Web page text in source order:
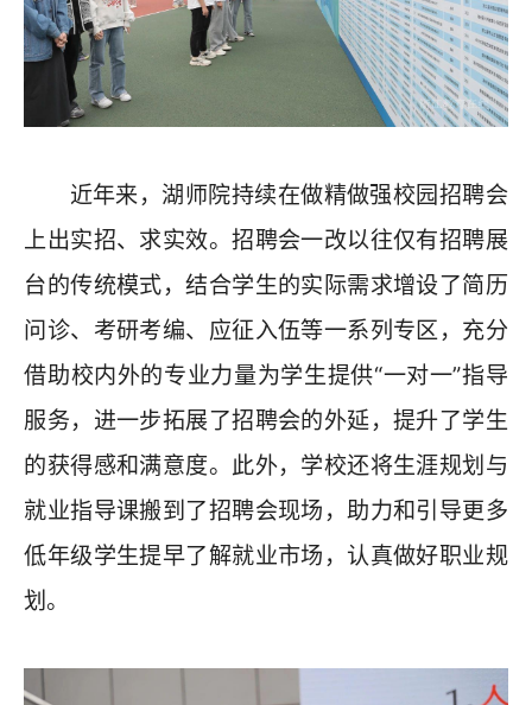
近年来，湖师院持续在做精做强校园招聘会
上出实招、求实效。招聘会一改以往仅有招聘展
台的传统模式，结合学生的实际需求增设了简历
问诊、考研考编、应征入伍等一系列专区，充分
借助校内外的专业力量为学生提供“一对一”指导
服务，进一步拓展了招聘会的外延，提升了学生
的获得感和满意度。此外，学校还将生涯规划与
就业指导课搬到了招聘会现场，助力和引导更多
低年级学生提早了解就业市场，认真做好职业规
划。